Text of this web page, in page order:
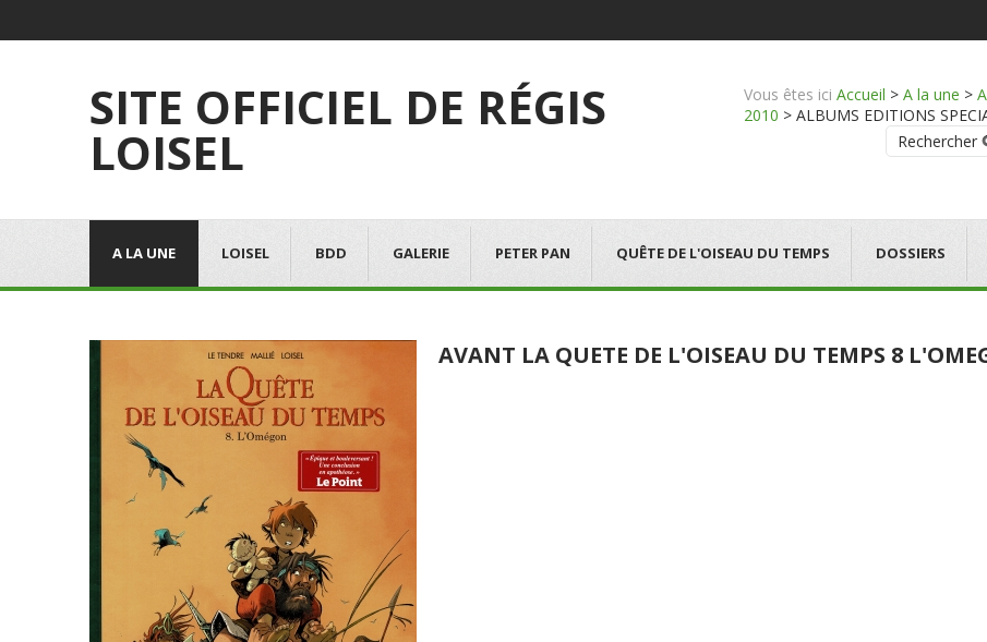
SITE OFFICIEL DE RÉGIS
LOISEL
Vous êtes ici Accueil > A la une >
2010 > ALBUMS EDITIONS
Rechercher
A LA UNE LOISEL BDD GALERIE PETER PAN QUÊTE DE L'OISEAU DU TEMPS DOSSIERS
AVANT LA QUETE DE L'OISEAU DU TEMPS 8